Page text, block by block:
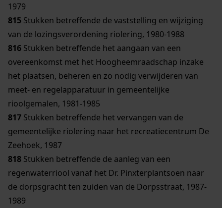
1979
815 Stukken betreffende de vaststelling en wijziging
van de lozingsverordening riolering, 1980-1988
816 Stukken betreffende het aangaan van een
overeenkomst met het Hoogheemraadschap inzake
het plaatsen, beheren en zo nodig verwijderen van
meet- en regelapparatuur in gemeentelijke
rioolgemalen, 1981-1985
817 Stukken betreffende het vervangen van de
gemeentelijke riolering naar het recreatiecentrum De
Zeehoek, 1987
818 Stukken betreffende de aanleg van een
regenwaterriool vanaf het Dr. Pinxterplantsoen naar
de dorpsgracht ten zuiden van de Dorpsstraat, 1987-
1989